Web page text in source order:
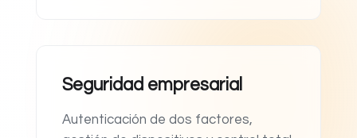
Seguridad empresarial
Autenticación de dos factores,